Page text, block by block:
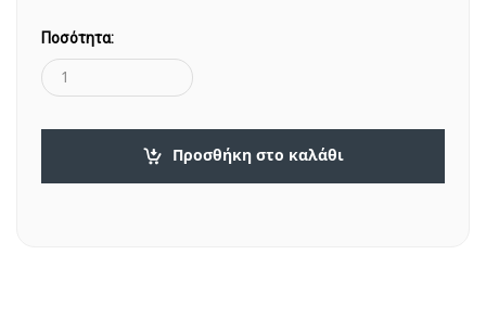
Ποσότητα:
Προσθήκη στο καλάθι